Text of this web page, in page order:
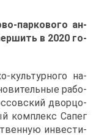
пар­ко­во­го ан­
в 2020 го­
куль­тур­но­го на­
ра­бо­
двор­цо­
ком­плекс Са­пег
ин­ве­сти­